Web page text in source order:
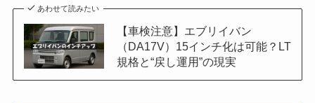
あわせて読みたい
【車検注意】エブリイバン
（DA17V）15インチ化は可能？LT
規格と“戻し運用”の現実